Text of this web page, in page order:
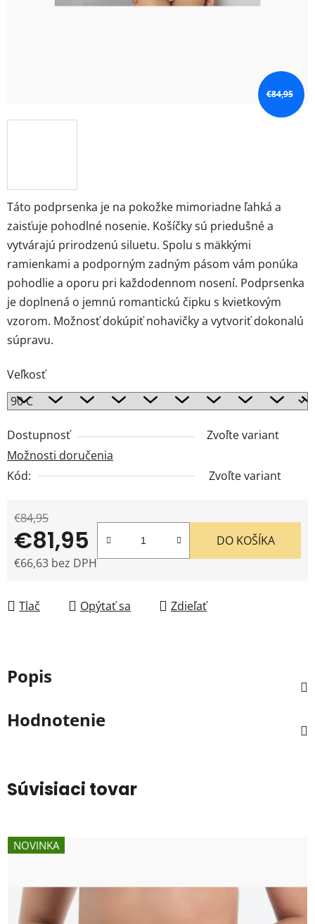
Táto podprsenka je na pokožke mimoriadne ľahká a
zaisťuje pohodlné nosenie. Košíčky sú priedušné a
vytvárajú prirodzenú siluetu. Spolu s mäkkými
ramienkami a podporným zadným pásom vám ponúka
pohodlie a oporu pri každodennom nosení. Podprsenka
je doplnená o jemnú romantickú čipku s kvietkovým
vzorom. Možnosť dokúpiť nohavičky a vytvoriť dokonalú
súpravu.
Veľkosť
Dostupnosť
Zvoľte variant
Možnosti doručenia
Kód:
Zvoľte variant
€84,95
€81,95
€66,63 bez DPH
DO KOŠÍKA
Tlač Opýtať sa Zdieľať
€84,95
Popis
Hodnotenie
Súvisiaci tovar
NOVINKA